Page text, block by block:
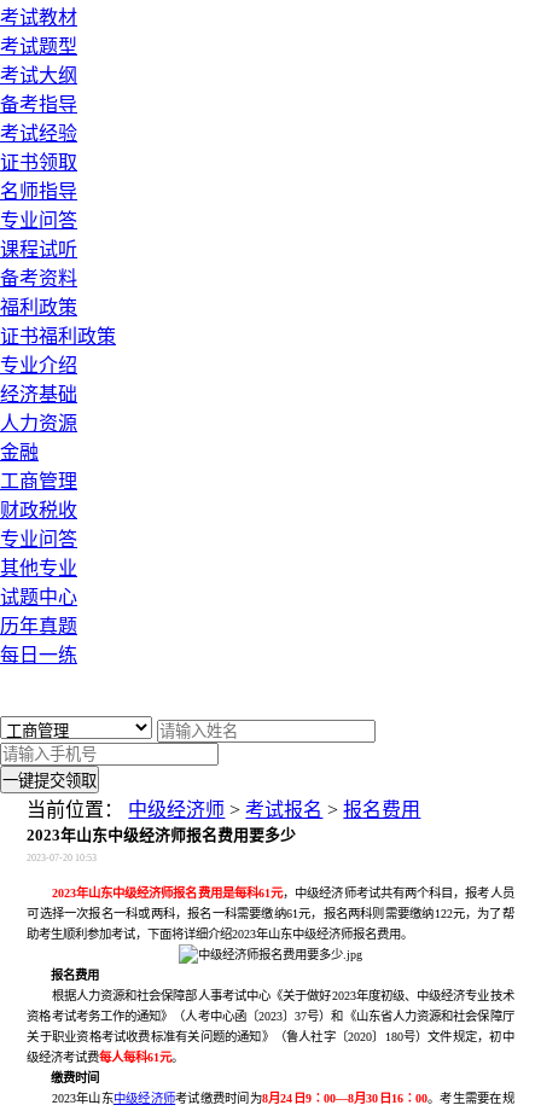
考试教材
考试题型
考试大纲
备考指导
考试经验
证书领取
名师指导
专业问答
课程试听
备考资料
福利政策
证书福利政策
专业介绍
经济基础
人力资源
金融
工商管理
财政税收
专业问答
其他专业
试题中心
历年真题
每日一练
一键提交领取
当前位置： 中级经济师 >考试报名 >报名费用
2023年山东中级经济师报名费用要多少
2023-07-20 10:53
2023年山东中级经济师报名费用是每科61元，中级经济师考试共有两个科目，报考人员
可选择一次报名一科或两科，报名一科需要缴纳61元，报名两科则需要缴纳122元，为了帮
助考生顺利参加考试，下面将详细介绍2023年山东中级经济师报名费用。
报名费用
根据人力资源和社会保障部人事考试中心《关于做好2023年度初级、中级经济专业技术
资格考试考务工作的通知》（人考中心函〔2023〕37号）和《山东省人力资源和社会保障厅
关于职业资格考试收费标准有关问题的通知》（鲁人社字〔2020〕180号）文件规定，初中
级经济考试费每人每科61元。
缴费时间
2023年山东中级经济师考试缴费时间为8月24日9∶00—8月30日16∶00。考生需要在规